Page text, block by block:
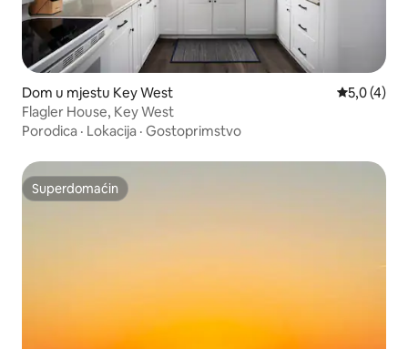
Dom u mjestu Key West Prosječna
5,0 (4)
Flagler House, Key West
Porodica · Lokacija · Gostoprimstvo
Superdomaćin
Superdomaćin